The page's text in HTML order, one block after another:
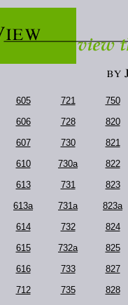
605
606
607
610
613
613a
614
615
616
712
721
728
730
730a
731
731a
732
732a
733
735
750
820
821
822
823
823a
824
825
827
828